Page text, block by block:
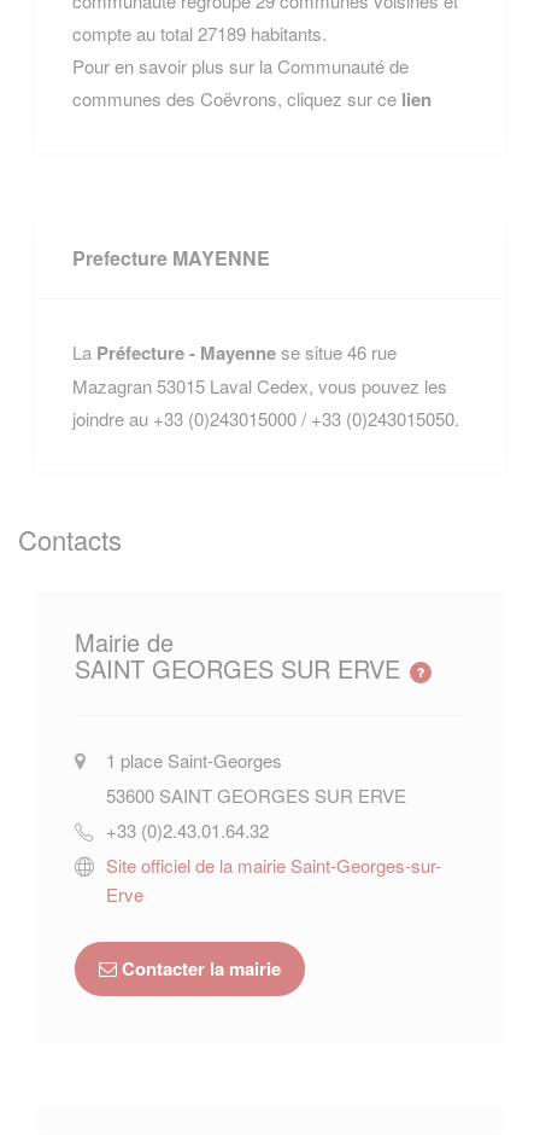
compte au total 27189 habitants.
Pour en savoir plus sur la Communauté de
communes des Coëvrons, cliquez sur ce lien
Prefecture MAYENNE
La Préfecture - Mayennese situe 46 rue
Mazagran 53015 Laval Cedex, vous pouvez les
joindre au +33 (0)243015000 / +33 (0)243015050.
Contacts
Mairie de
SAINT GEORGES SUR ERVE
1 place Saint-Georges
53600 SAINT GEORGES SUR ERVE
+33 (0)2.43.01.64.32
Site officiel de la mairie Saint-Georges-sur-
Erve
Contacter la mairie